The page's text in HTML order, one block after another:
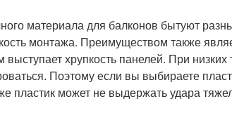
материала для балконов бытуют
монтажа. Преимуществом также
хрупкость панелей. При низких
Поэтому если вы выбираете
пластик может не выдержать удара